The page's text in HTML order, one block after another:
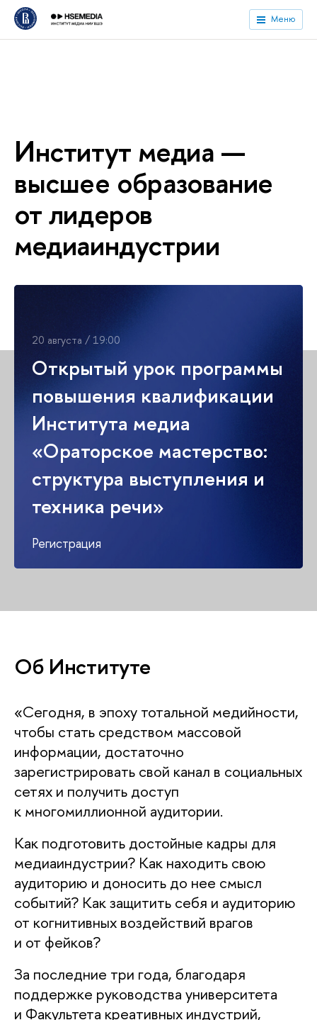
Меню
Институт медиа —
ысшее образование
от лидеро
медиаиндустрии
20 августа / 19:00
Открытый урок программы
повышения квалификации
Института медиа
«Ораторское мастерство:
структура выступления и
техника речи»
Регистрация
Об Институте
«Сегодня, в эпоху тотальной медийности,
чтобы стать средством массовой
информации, достаточно
зарегистрировать свой канал в социальных
сетях и получить доступ
к многомиллионной аудитории.
Как подготовить достойные кадры для
медиаиндустрии? Как находить свою
аудиторию и доносить до нее смысл
событий? Как защитить себя и аудиторию
от когнитивных воздействий враго
и от фейков?
За последние три года, благодаря
поддержке руководства университета
и Факультета креативных индустрий,